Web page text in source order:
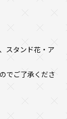
スタンド花・ア
でご了承くださ